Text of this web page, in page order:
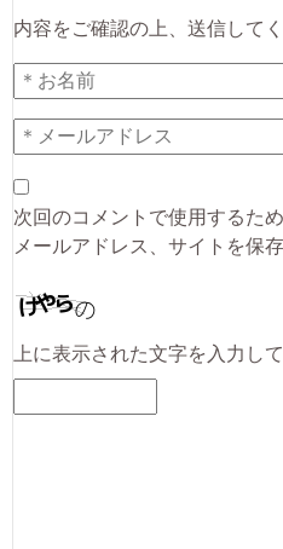
内容をご確認の上、送信してく
次回のコメントで使用するた
メールアドレス、サイトを保存
上に表示された文字を入力し